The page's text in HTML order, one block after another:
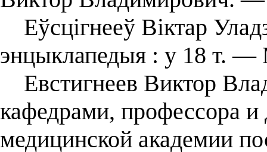
Еўсцігнееў Віктар
энцыклапедыя : у 18 т.
Евстигнеев Виктор
кафедрами, профессора и
медицинской академии